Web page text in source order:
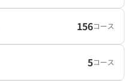
156コース
5コース